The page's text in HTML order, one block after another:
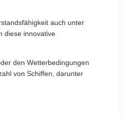
auch unter
diese innovative
den Wetterbedingungen
von Schiffen, darunter